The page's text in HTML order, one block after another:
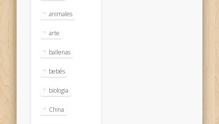
animales
arte
ballenas
bebés
biologia
China